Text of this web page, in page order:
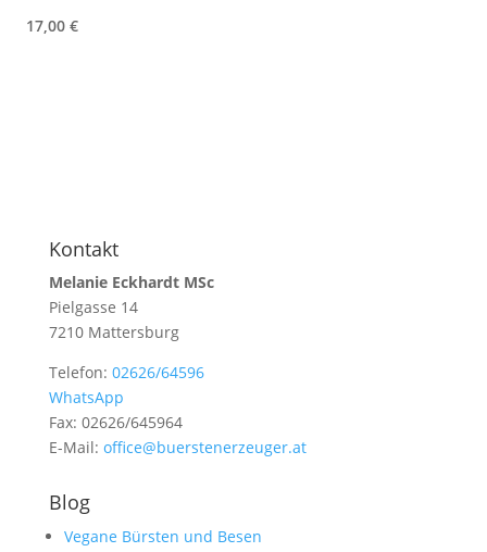
17,00 €
Kontakt
Melanie Eckhardt MSc
Pielgasse 14
7210 Mattersburg
Telefon: 02626/64596
WhatsApp
Fax: 02626/645964
E-Mail: office@buerstenerzeuger.at
Blog
Vegane Bürsten und Besen